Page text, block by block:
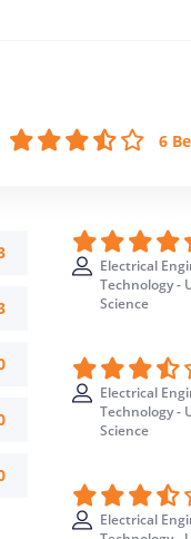
6
Electrical
Technology -
Science
Electrical
Technology -
Science
Electrical